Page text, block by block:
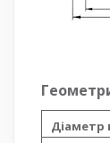
Діаметр